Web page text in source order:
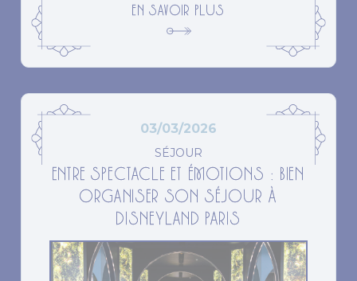
EN SAVOIR PLUS
03/03/2026
SÉJOUR
ENTRE SPECTACLE ET ÉMOTIONS : BIEN
ORGANISER SON SÉJOUR À
DISNEYLAND PARIS